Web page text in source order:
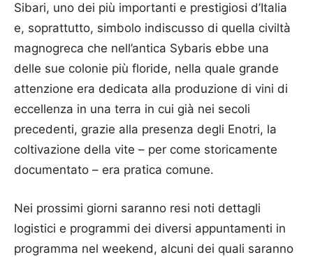
Sibari, uno dei più importanti e prestigiosi d’Italia
e, soprattutto, simbolo indiscusso di quella civiltà
magnogreca che nell’antica Sybaris ebbe una
delle sue colonie più floride, nella quale grande
attenzione era dedicata alla produzione di vini di
eccellenza in una terra in cui già nei secoli
precedenti, grazie alla presenza degli Enotri, la
coltivazione della vite – per come storicamente
documentato – era pratica comune.
Nei prossimi giorni saranno resi noti dettagli
logistici e programmi dei diversi appuntamenti in
programma nel weekend, alcuni dei quali saranno